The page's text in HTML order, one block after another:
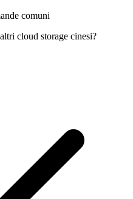
comuni
cloud storage cinesi?